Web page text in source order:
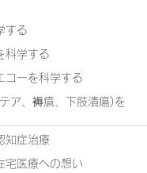
する
科学する
コーを科学する
ア、褥瘡、下肢潰瘍)を
知症治療
宅医療への想い